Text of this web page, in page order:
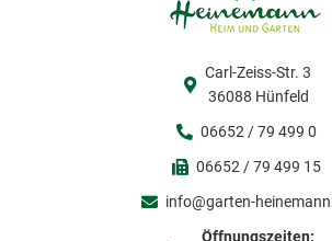
Carl-Zeiss-Str. 3
36088 Hünfeld
06652 / 79 499 0
06652 / 79 499 15
info@garten-
Öffnungszeiten: